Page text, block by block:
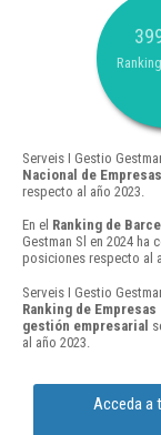
Serveis I Gestio
Nacional de Empresas
respecto al año 2023.
En el Ranking de
Gestman Sl en 2024 ha
posiciones respecto al
Serveis I Gestio
Ranking de
gestión empresarial
al año 2023.
Acceda a